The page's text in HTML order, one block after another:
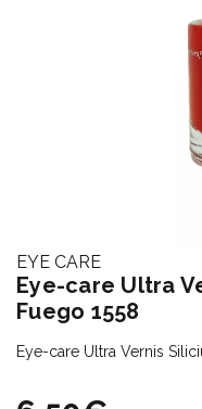
EYE CARE
Eye-care Ultra
Fuego 1558
Eye-care Ultra Vernis